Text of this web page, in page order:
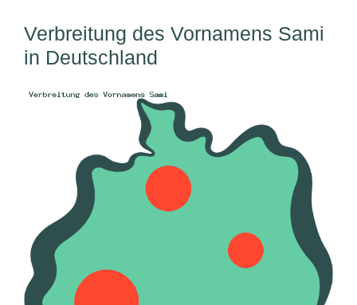
Verbreitung des Vornamens Sami
in Deutschland